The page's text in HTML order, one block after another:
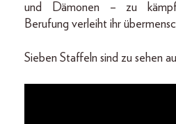
und Dämonen – zu
Berufung verleiht ihr
Sieben Staffeln sind zu sehen